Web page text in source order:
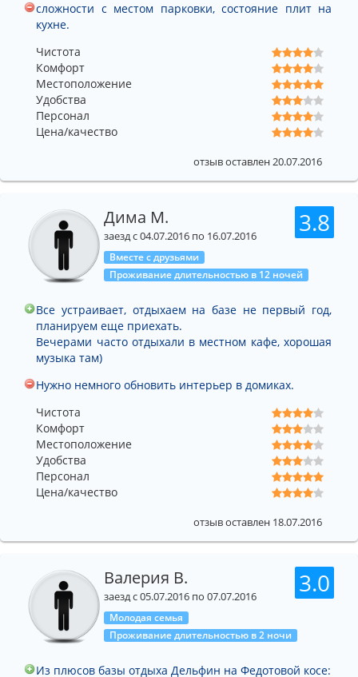
сложности с местом парковки, состояние плит на
кухне.
Чистота
Комфорт
Местоположение
Удобства
Персонал
Цена/качество
отзыв оставлен 20.07.2016
3.8
Дима М.
заезд с 04.07.2016 по 16.07.2016
Вместе с друзьями
Проживание длительностью в 12 ночей
Все устраивает, отдыхаем на базе не первый год,
планируем еще приехать.
Вечерами часто отдыхали в местном кафе, хорошая
музыка там)
Нужно немного обновить интерьер в домиках.
Чистота
Комфорт
Местоположение
Удобства
Персонал
Цена/качество
отзыв оставлен 18.07.2016
3.0
Валерия В.
заезд с 05.07.2016 по 07.07.2016
Молодая семья
Проживание длительностью в 2 ночи
Из плюсов базы отдыха Дельфин на Федотовой косе: